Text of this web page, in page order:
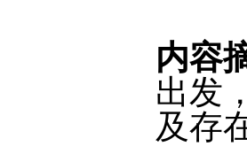
内容
出发
及存